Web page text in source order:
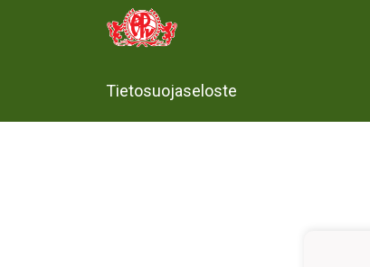
Tietosuojaseloste